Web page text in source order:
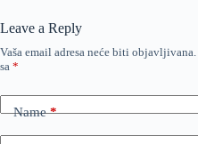
Leave a Reply
Vaša email adresa neće biti objavljivana.
sa *
Name*